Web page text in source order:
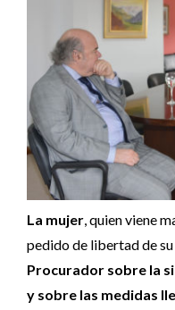
La mujer, quien viene
pedido de libertad de
Procurador sobre la
y sobre las medidas